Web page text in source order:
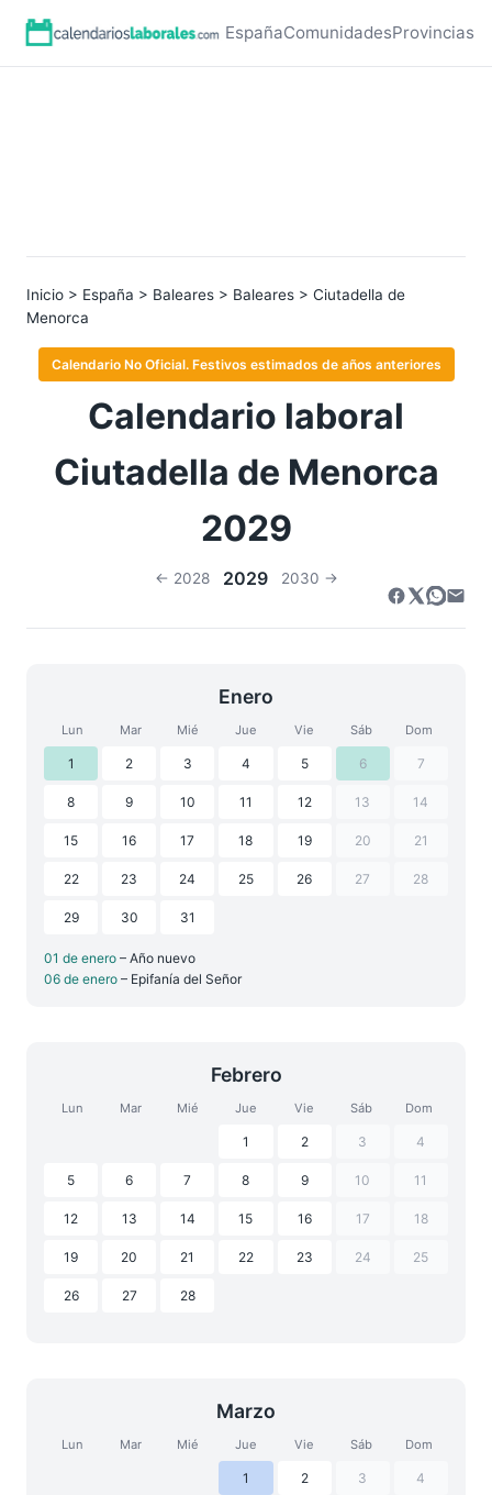
EspañaComunidadesProvincias
Inicio > España > Baleares > Baleares > Ciutadella de
Menorca
Calendario No Oficial. Festivos estimados de años anteriores
Calendario laboral
Ciutadella de Menorca
2029
← 2028 2029 2030 →
Enero
Lun Mar Mié Jue Vie Sáb Dom
1 2 3 4 5 6 7
8 9 10 11 12 13 14
15 16 17 18 19 20 21
22 23 24 25 26 27 28
29 30 31
01 de enero – Año nuevo
06 de enero – Epifanía del Señor
Febrero
Lun Mar Mié Jue Vie Sáb Dom
1 2 3 4
5 6 7 8 9 10 11
12 13 14 15 16 17 18
19 20 21 22 23 24 25
26 27 28
Marzo
Lun Mar Mié Jue Vie Sáb Dom
1 2 3 4